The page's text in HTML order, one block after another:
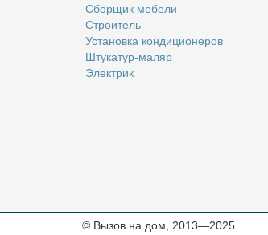
Сбор­щик ме­бе­ли
Стро­и­тель
Уста­нов­ка кон­ди­ци­о­не­ров
Шту­ка­тур-ма­ляр
Элек­трик
© Вызов на дом, 2013—2025